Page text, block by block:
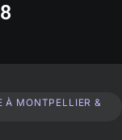
À MONTPELLIER &